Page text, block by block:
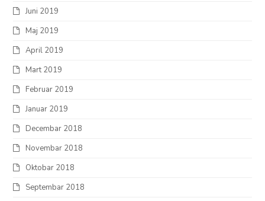
Juni 2019
Maj 2019
April 2019
Mart 2019
Februar 2019
Januar 2019
Decembar 2018
Novembar 2018
Oktobar 2018
Septembar 2018